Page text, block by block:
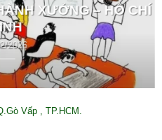
XƯỞNG – HỒ CHÍ
2026
Vấp , TP.HCM.